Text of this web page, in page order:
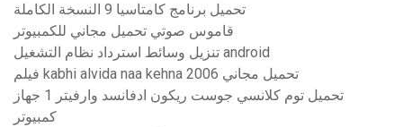
تحميل برنامج كامتاسيا 9 النسخة الكاملة
قاموس صوتي تحميل مجاني للكمبيوتر
تنزيل وسائط استرداد نظام التشغيل android
فيلم kabhi alvida naa kehna 2006 تحميل مجاني
تحميل توم كلانسي جوست ريكون ادفانسد وارفيتر 1 جهاز
كمبيوتر